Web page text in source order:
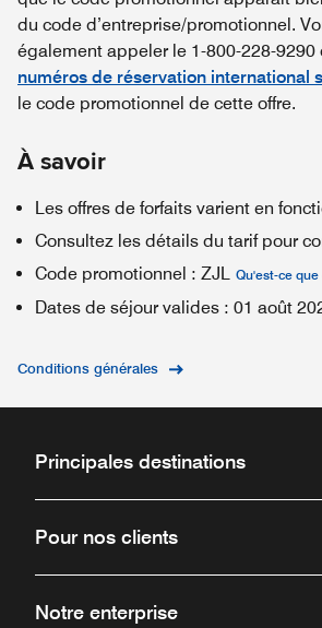
du code d’entreprise/promotionnel.
également appeler le 1-800-228-9290
numéros de réservation international
le code promotionnel de cette offre.
À savoir
Les offres de forfaits varient en
Consultez les détails du tarif pour
Code promotionnel : ZJL Qu'est-ce que
Dates de séjour valides : 01 août
Conditions générales
Principales destinations
Pour nos clients
Notre enterprise